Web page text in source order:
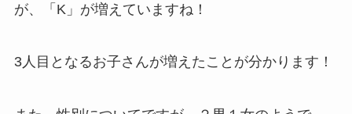
が、「K」が増えていますね！
3人目となるお子さんが増えたことが分かります！